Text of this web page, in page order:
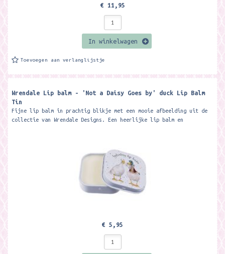
€ 11,95
In winkelwagen
Toevoegen aan verlanglijstje
Wrendale Lip balm - 'Not a Daisy Goes by' duck Lip Balm
Tin
Fijne lip balm in prachtig blikje met een mooie afbeelding uit de
collectie van Wrendale Designs. Een heerlijke lip balm en
€ 5,95